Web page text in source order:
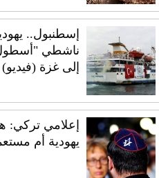
إسطنبول..
ناشطي "أسطول
إلى غزة (فيديو)
إعلامي تركي:
يهودية أم